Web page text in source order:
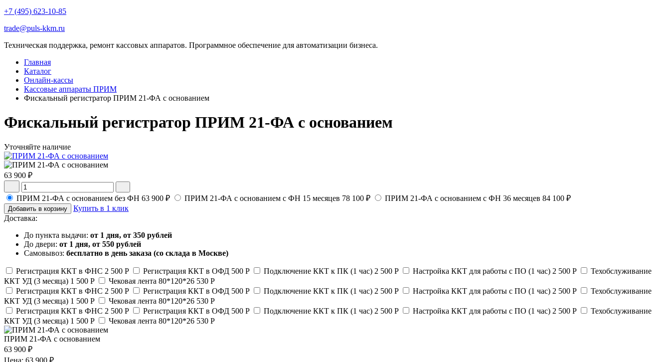
+7 (495) 623-10-85
trade@puls-kkm.ru
Техническая поддержка, ремонт кассовых аппаратов. Программное обеспечение для автоматизации бизнеса.
Главная
Каталог
Онлайн-кассы
Кассовые аппараты ПРИМ
Фискальный регистратор ПРИМ 21-ФА с основанием
Фискальный регистратор ПРИМ 21-ФА с основанием
Уточняйте наличие
63 900 ₽
ПРИМ 21-ФА с основанием без ФН 63 900 ₽ ПРИМ 21-ФА с основанием с ФН 15 месяцев 78 100 ₽ ПРИМ 21-ФА с основанием с ФН 36 месяцев 84 100 ₽
Добавить в корзину
Купить в 1 клик
Доставка:
До пункта выдачи: от 1 дня, от 350 рублей
До двери: от 1 дня, от 550 рублей
Самовывоз: бесплатно в день заказа (со склада в Москве)
Регистрация ККТ в ФНС 2 500 Р Регистрация ККТ в ОФД 500 Р Подключение ККТ к ПК (1 час) 2 500 Р Настройка ККТ для работы с ПО (1 час) 2 500 Р
Техобслуживание
ККТ УД (3 месяца) 1 500 Р Чековая лента 80*120*26 530 Р
Регистрация ККТ в ФНС 2 500 Р Регистрация ККТ в ОФД 500 Р Подключение ККТ к ПК (1 час) 2 500 Р Настройка ККТ для работы с ПО (1 час) 2 500 Р
Техобслуживание
ККТ УД (3 месяца) 1 500 Р Чековая лента 80*120*26 530 Р
Регистрация ККТ в ФНС 2 500 Р Регистрация ККТ в ОФД 500 Р Подключение ККТ к ПК (1 час) 2 500 Р Настройка ККТ для работы с ПО (1 час) 2 500 Р
Техобслуживание
ККТ УД (3 месяца) 1 500 Р Чековая лента 80*120*26 530 Р
ПРИМ 21-ФА с основанием
63 900 ₽
Цена: 63 900 ₽